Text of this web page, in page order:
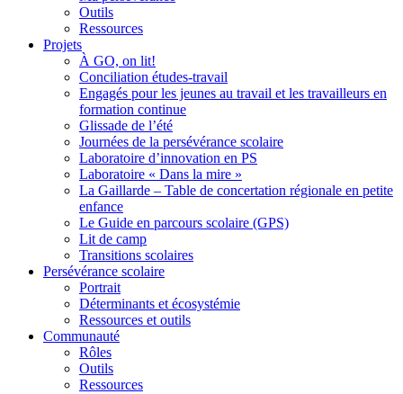
Outils
Ressources
Projets
À GO, on lit!
Conciliation études-travail
Engagés pour les jeunes au travail et les travailleurs en
formation continue
Glissade de l’été
Journées de la persévérance scolaire
Laboratoire d’innovation en PS
Laboratoire « Dans la mire »
La Gaillarde – Table de concertation régionale en petite
enfance
Le Guide en parcours scolaire (GPS)
Lit de camp
Transitions scolaires
Persévérance scolaire
Portrait
Déterminants et écosystémie
Ressources et outils
Communauté
Rôles
Outils
Ressources